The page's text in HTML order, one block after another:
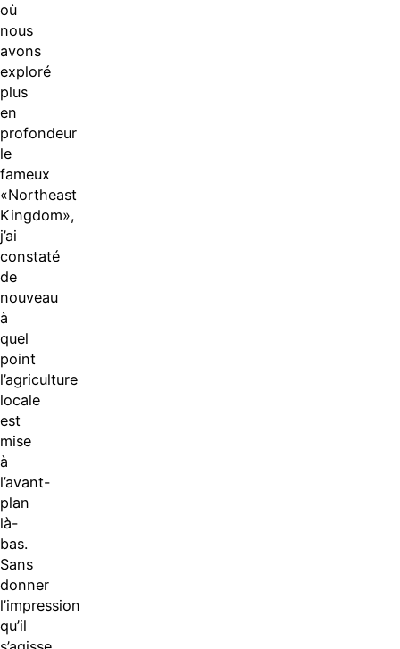
où
nous
avons
exploré
plus
en
profondeur
le
fameux
«Northeast
Kingdom»,
j’ai
constaté
de
nouveau
à
quel
point
l’agriculture
locale
est
mise
à
l’avant-
plan
là-
bas.
Sans
donner
l’impression
qu’il